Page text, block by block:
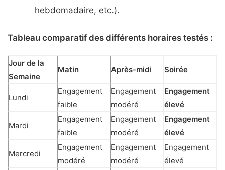
hebdomadaire, etc.).
Tableau comparatif des différents horaires testés :
Jour de la
Semaine
Matin Après-midi Soirée
Lundi
Engagement
faible
Engagement
modéré
Engagement
élevé
Mardi
Engagement
faible
Engagement
modéré
Engagement
élevé
Mercredi
Engagement
modéré
Engagement
modéré
Engagement
élevé